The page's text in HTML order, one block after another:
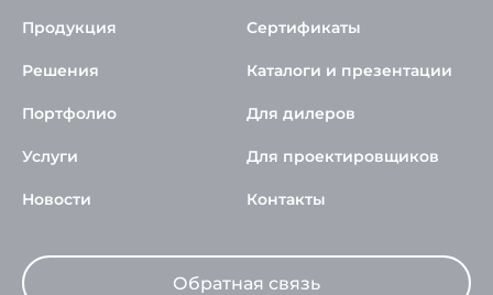
Продукция
Решения
Портфолио
Услуги
Новости
Сертификаты
Каталоги и презентации
Для дилеров
Для проектировщиков
Контакты
Обратная связь